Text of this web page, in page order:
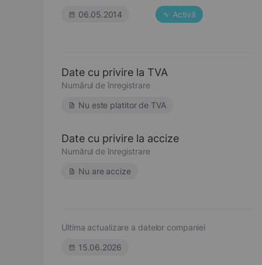
06.05.2014
Activă
Date cu privire la TVA
Numărul de înregistrare
Nu este platitor de TVA
Date cu privire la accize
Numărul de înregistrare
Nu are accize
Ultima actualizare a datelor companiei
15.06.2026